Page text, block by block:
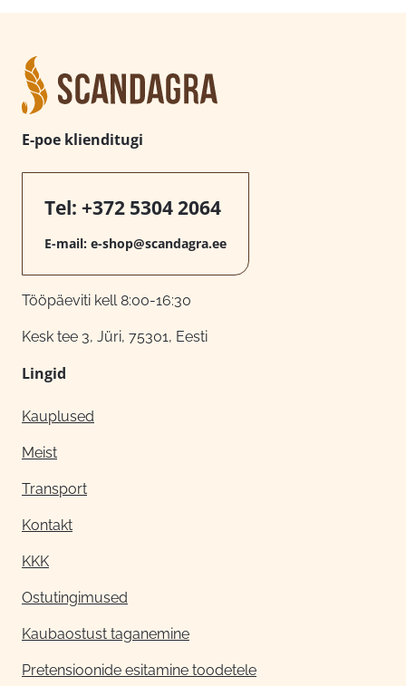
E-poe klienditugi
Tel: +372 5304 2064
E-mail: e-shop@scandagra.ee
Tööpäeviti kell 8:00-16:30
Kesk tee 3, Jüri, 75301, Eesti
Lingid
Kauplused
Meist
Transport
Kontakt
KKK
Ostutingimused
Kaubaostust taganemine
Pretensioonide esitamine toodetele